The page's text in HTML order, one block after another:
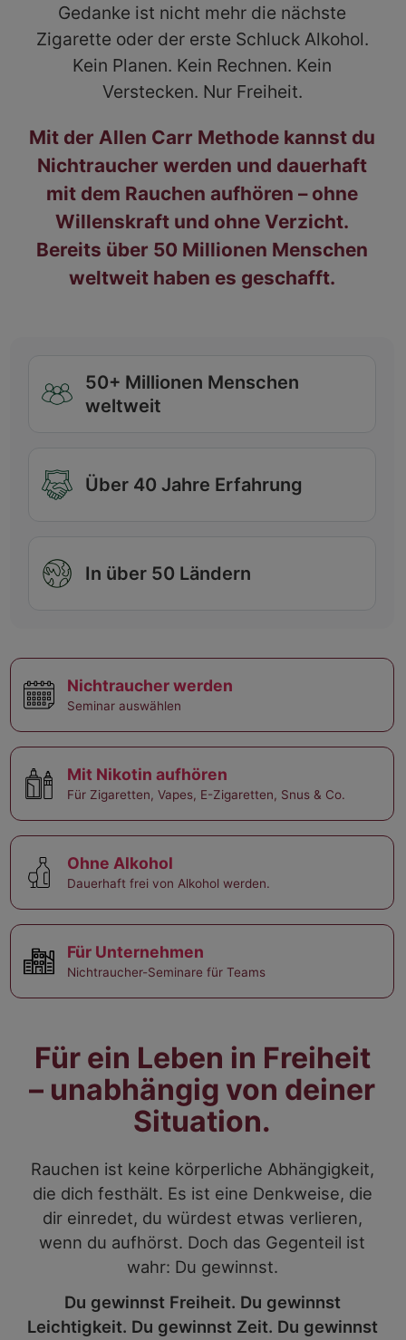
Gedanke ist nicht mehr die nächste
Zigarette oder der erste Schluck Alkohol.
Kein Planen. Kein Rechnen. Kein
Verstecken. Nur Freiheit.
Mit der Allen Carr Methode kannst du
Nichtraucher werden und dauerhaft
mit dem Rauchen aufhören – ohne
Willenskraft und ohne Verzicht.
Bereits über 50 Millionen Menschen
weltweit haben es geschafft.
50+ Millionen Menschen
weltweit
Über 40 Jahre Erfahrung
In über 50 Ländern
Nichtraucher werden
Seminar auswählen
Mit Nikotin aufhören
Für Zigaretten, Vapes, E-Zigaretten, Snus & Co.
Ohne Alkohol
Dauerhaft frei von Alkohol werden.
Für Unternehmen
Nichtraucher-Seminare für Teams
Für ein Leben in Freiheit
– unabhängig von deiner
Situation.
Rauchen ist keine körperliche Abhängigkeit,
die dich festhält. Es ist eine Denkweise, die
dir einredet, du würdest etwas verlieren,
wenn du aufhörst. Doch das Gegenteil ist
wahr: Du gewinnst.
Du gewinnst Freiheit. Du gewinnst
Leichtigkeit. Du gewinnst Zeit. Du gewinnst